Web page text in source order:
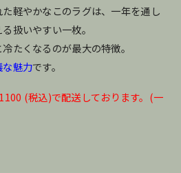
軽やかなこのラグは、一年を通し
扱いやすい一枚。
たくなるのが最大の特徴。
な魅力です。
(税込)で配送しております。(一